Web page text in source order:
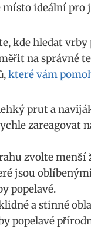
místo ideální pro
kde hledat vrby⁤
na správné
které vám
​prut a⁢
zareagovat
zvolte
jsou‌
popelavé.
a stinné
popelavé